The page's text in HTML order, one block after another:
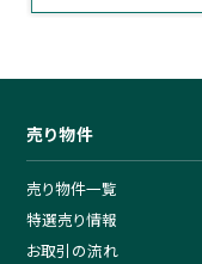
売り物件
売り物件一覧
特選売り情報
お取引の流れ